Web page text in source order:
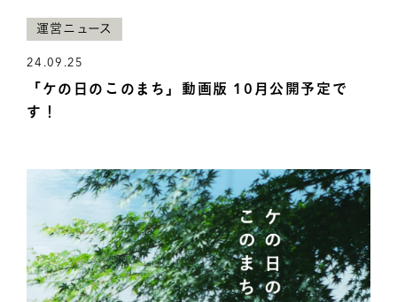
運営ニュース
24.09.25
「ケの日のこのまち」動画版 10月公開予定で
す！